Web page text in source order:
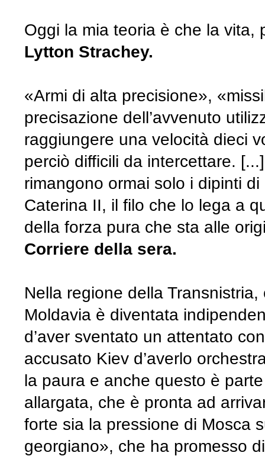
Oggi la mia teoria è che la vita,
Lytton Strachey.
«Armi di alta precisione»,
precisazione dell’avvenuto
raggiungere una velocità dieci
perciò difficili da intercettare.
rimangono ormai solo i dipinti
Caterina II, il filo che lo lega a
della forza pura che sta alle
Corriere della sera.
Nella regione della
Moldavia è diventata
d’aver sventato un attentato
accusato Kiev d’averlo
la paura e anche questo è
allargata, che è pronta ad
forte sia la pressione di Mosca
georgiano», che ha promesso